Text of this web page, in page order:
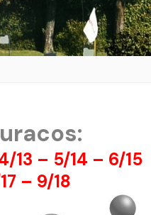
13 – 5/14 – 6/15
– 9/18